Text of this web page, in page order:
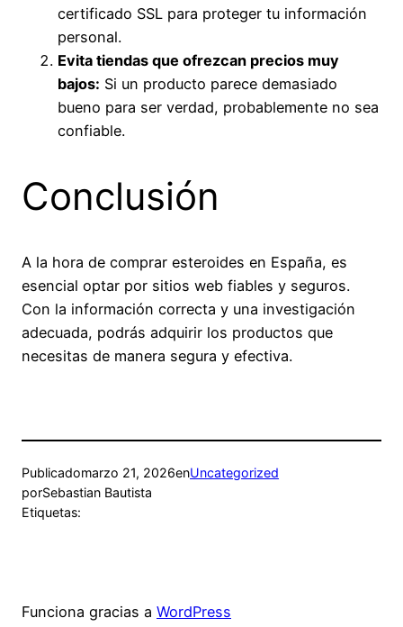
certificado SSL para proteger tu información
personal.
Evita tiendas que ofrezcan precios muy
bajos: Si un producto parece demasiado
bueno para ser verdad, probablemente no sea
confiable.
Conclusión
A la hora de comprar esteroides en España, es
esencial optar por sitios web fiables y seguros.
Con la información correcta y una investigación
adecuada, podrás adquirir los productos que
necesitas de manera segura y efectiva.
Publicadomarzo 21, 2026enUncategorized
porSebastian Bautista
Etiquetas:
Funciona gracias a WordPress